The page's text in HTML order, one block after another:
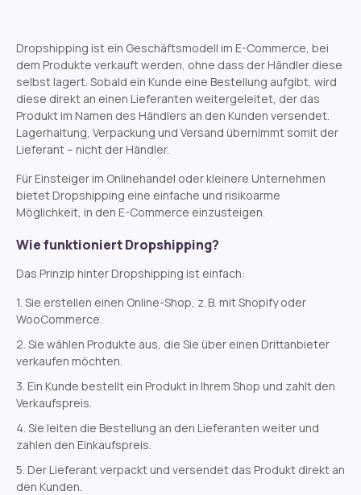
Dropshipping ist ein Geschäftsmodell im E-Commerce, bei
dem Produkte verkauft werden, ohne dass der Händler diese
selbst lagert. Sobald ein Kunde eine Bestellung aufgibt, wird
diese direkt an einen Lieferanten weitergeleitet, der das
Produkt im Namen des Händlers an den Kunden versendet.
Lagerhaltung, Verpackung und Versand übernimmt somit der
Lieferant – nicht der Händler.
Für Einsteiger im Onlinehandel oder kleinere Unternehmen
bietet Dropshipping eine einfache und risikoarme
Möglichkeit, in den E-Commerce einzusteigen.
Wie funktioniert Dropshipping?
Das Prinzip hinter Dropshipping ist einfach:
Sie erstellen einen Online-Shop, z. B. mit Shopify oder
WooCommerce.
Sie wählen Produkte aus, die Sie über einen Drittanbieter
verkaufen möchten.
Ein Kunde bestellt ein Produkt in Ihrem Shop und zahlt den
Verkaufspreis.
Sie leiten die Bestellung an den Lieferanten weiter und
zahlen den Einkaufspreis.
Der Lieferant verpackt und versendet das Produkt direkt an
den Kunden.